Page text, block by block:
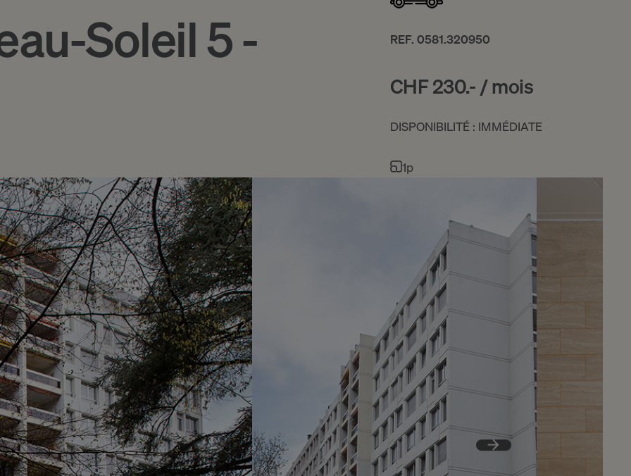
Soleil 5 - REF. 0581.320950
CHF 230.- / mois
DISPONIBILITÉ : IMMÉDIATE
1p